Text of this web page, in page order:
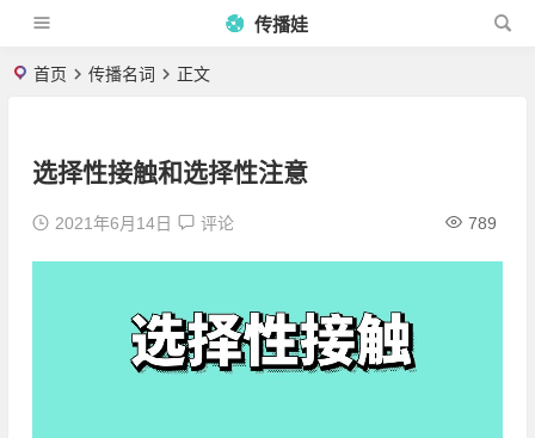
传播娃
首页 传播名词 正文
选择性接触和选择性注意
2021年6月14日 评论 789